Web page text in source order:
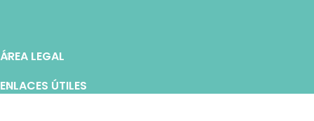
ÁREA LEGAL
ENLACES ÚTILES